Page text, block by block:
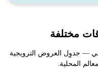
مختلفة
— جدوِل العروض الترويجية
المحلية.